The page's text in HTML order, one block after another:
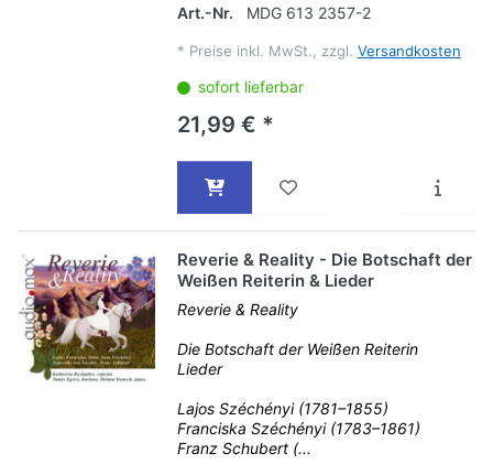
Art.-Nr. MDG 613 2357-2
* Preise inkl. MwSt., zzgl. Versandkosten
sofort lieferbar
21,99 € *
Reverie & Reality - Die Botschaft der
Weißen Reiterin & Lieder
Reverie & Reality
Die Botschaft der Weißen Reiterin
Lieder
Lajos Széchényi (1781–1855)
Franciska Széchényi (1783–1861)
Franz Schubert (...